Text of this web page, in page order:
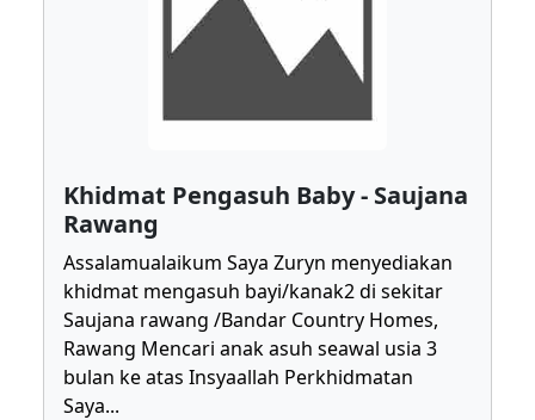
Khidmat Pengasuh Baby - Saujana
Rawang
Assalamualaikum Saya Zuryn menyediakan
khidmat mengasuh bayi/kanak2 di sekitar
Saujana rawang /Bandar Country Homes,
Rawang Mencari anak asuh seawal usia 3
bulan ke atas Insyaallah Perkhidmatan
Saya...